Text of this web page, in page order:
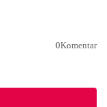
0Komentar